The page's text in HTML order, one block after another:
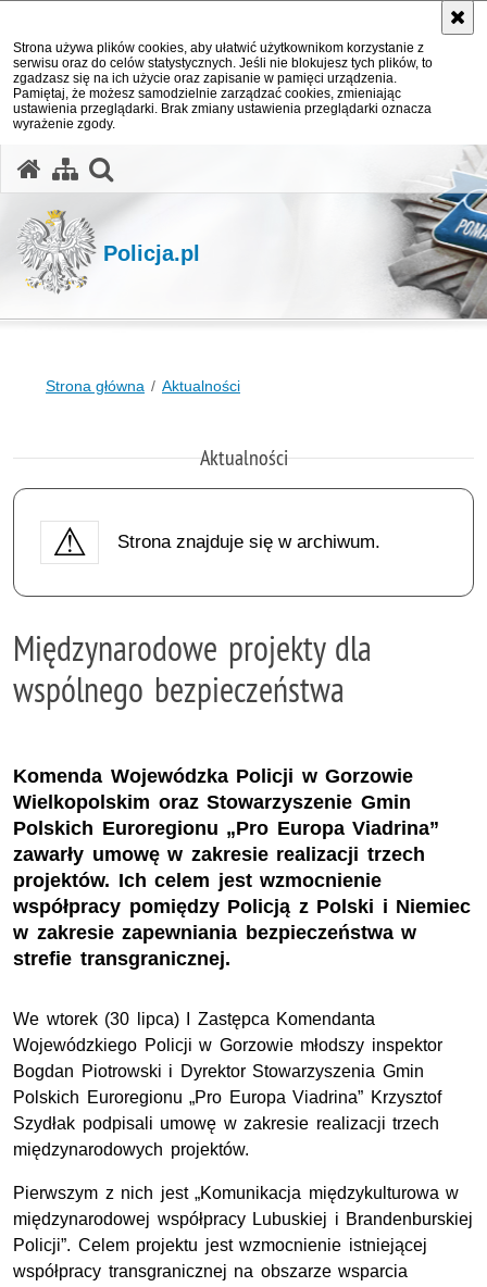
Strona używa plików cookies, aby ułatwić użytkownikom korzystanie z
serwisu oraz do celów statystycznych. Jeśli nie blokujesz tych plików, to
zgadzasz się na ich użycie oraz zapisanie w pamięci urządzenia.
Pamiętaj, że możesz samodzielnie zarządzać cookies, zmieniając
ustawienia przeglądarki. Brak zmiany ustawienia przeglądarki oznacza
wyrażenie zgody.
Policja.pl
Strona główna Aktualności
Aktualności
Strona znajduje się w archiwum.
Międzynarodowe projekty dla
wspólnego bezpieczeństwa
Komenda Wojewódzka Policji w Gorzowie
Wielkopolskim oraz Stowarzyszenie Gmin
Polskich Euroregionu „Pro Europa Viadrina”
zawarły umowę w zakresie realizacji trzech
projektów. Ich celem jest wzmocnienie
współpracy pomiędzy Policją z Polski i Niemiec
w zakresie zapewniania bezpieczeństwa w
strefie transgranicznej.
We wtorek (30 lipca) I Zastępca Komendanta
Wojewódzkiego Policji w Gorzowie młodszy inspektor
Bogdan Piotrowski i Dyrektor Stowarzyszenia Gmin
Polskich Euroregionu „Pro Europa Viadrina” Krzysztof
Szydłak podpisali umowę w zakresie realizacji trzech
międzynarodowych projektów.
Pierwszym z nich jest „Komunikacja międzykulturowa w
międzynarodowej współpracy Lubuskiej i Brandenburskiej
Policji”. Celem projektu jest wzmocnienie istniejącej
współpracy transgranicznej na obszarze wsparcia